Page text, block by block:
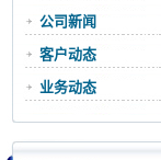
公司新闻
客户动态
业务动态